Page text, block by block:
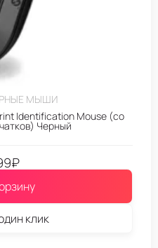
МЫШИ
Identification Mouse (со
Черный
₽
клик